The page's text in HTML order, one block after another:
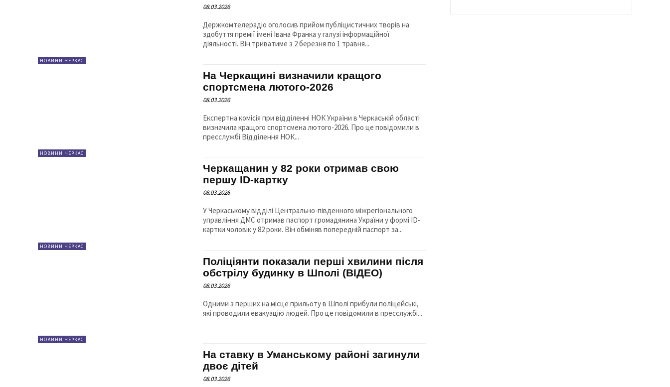
НОВИНИ ЧЕРКАС
08.03.2026
Держкомтелерадіо оголосив прийом публіцистичних творів на
здобуття премії імені Івана Франка у галузі інформаційної
діяльності. Він триватиме з 2 березня по 1 травня...
НОВИНИ ЧЕРКАС
На Черкащині визначили кращого
спортсмена лютого-2026
08.03.2026
Експертна комісія при відділенні НОК України в Черкаській області
визначила кращого спортсмена лютого-2026. Про це повідомили в
пресслужбі Відділення НОК...
НОВИНИ ЧЕРКАС
Черкащанин у 82 роки отримав свою
першу ID-картку
08.03.2026
У Черкаському відділі Центрально-південного міжрегіонального
управління ДМС отримав паспорт громадянина України у формі ID-
картки чоловік у 82 роки. Він обміняв попередній паспорт за...
НОВИНИ ЧЕРКАС
Поліціянти показали перші хвилини після
обстрілу будинку в Шполі (ВІДЕО)
08.03.2026
Одними з перших на місце прильоту в Шполі прибули поліцейські,
які проводили евакуацію людей. Про це повідомили в пресслужбі...
На ставку в Уманському районі загинули
двоє дітей
08.03.2026